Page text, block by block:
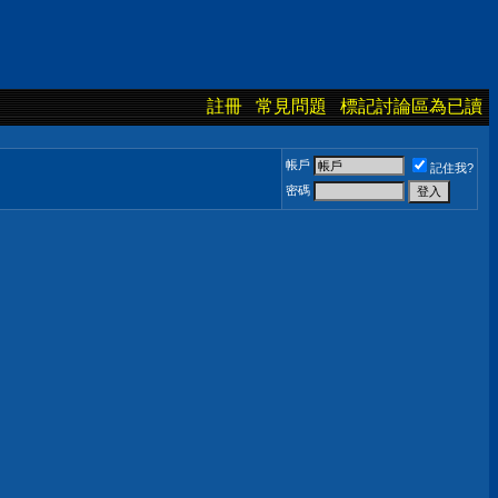
註冊 常見問題 標記討論區為已讀
帳戶
記住我?
密碼